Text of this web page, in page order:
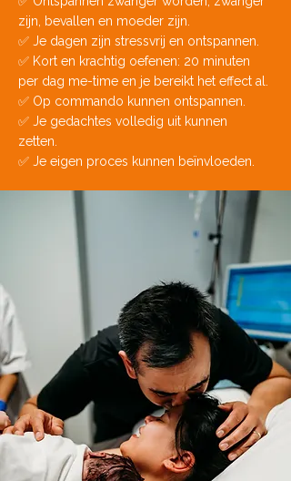
zijn, bevallen en moeder zijn.
✅ Je dagen zijn stressvrij en ontspannen.
✅ Kort en krachtig oefenen: 20 minuten
per dag me-time en je bereikt het effect al.
✅ Op commando kunnen ontspannen.
✅ Je gedachtes volledig uit kunnen
zetten.
✅ Je eigen proces kunnen beïnvloeden.